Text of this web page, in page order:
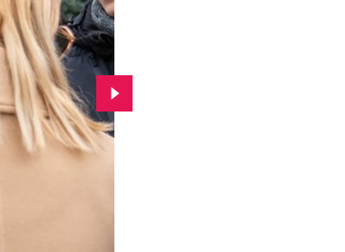
Przejdź do kolejnego zdjęcia.